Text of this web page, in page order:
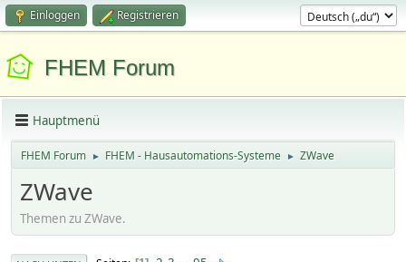
Einloggen Registrieren
FHEM Forum
Hauptmenü
FHEM Forum ► FHEM - Hausautomations-Systeme ► ZWave
ZWave
Themen zu ZWave.